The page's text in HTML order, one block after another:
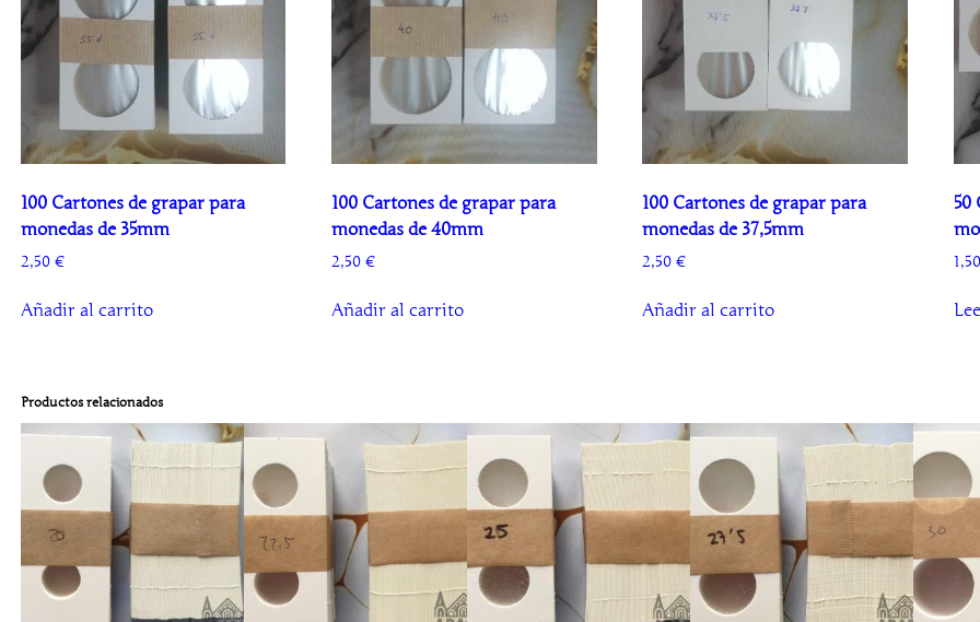
100 Cartones de grapar para
monedas de 35mm
2,50 €
Añadir al carrito
100 Cartones de grapar para
monedas de 40mm
2,50€
Añadir al carrito
100 Cartones de grapar para
monedas de 37,5mm
2,50€
Añadir al carrito
50
Productos relacionados